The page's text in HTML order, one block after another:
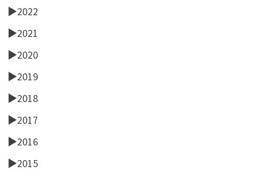
►2022
►2021
►2020
►2019
►2018
►2017
►2016
►2015